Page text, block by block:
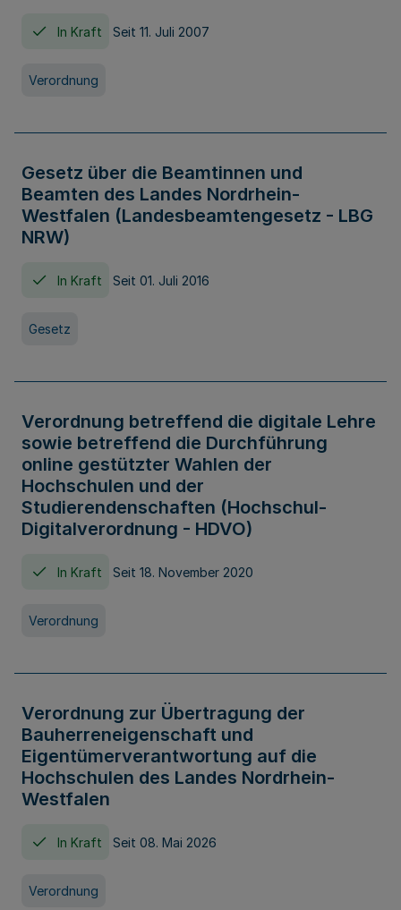
In Kraft Seit 11. Juli 2007
Verordnung
Gesetz über die Beamtinnen und
Beamten des Landes Nordrhein-
Westfalen (Landesbeamtengesetz - LBG
NRW)
In Kraft Seit 01. Juli 2016
Gesetz
Verordnung betreffend die digitale Lehre
sowie betreffend die Durchführung
online gestützter Wahlen der
Hochschulen und der
Studierendenschaften (Hochschul-
Digitalverordnung - HDVO)
In Kraft Seit 18. November 2020
Verordnung
Verordnung zur Übertragung der
Bauherreneigenschaft und
Eigentümerverantwortung auf die
Hochschulen des Landes Nordrhein-
Westfalen
In Kraft Seit 08. Mai 2026
Verordnung